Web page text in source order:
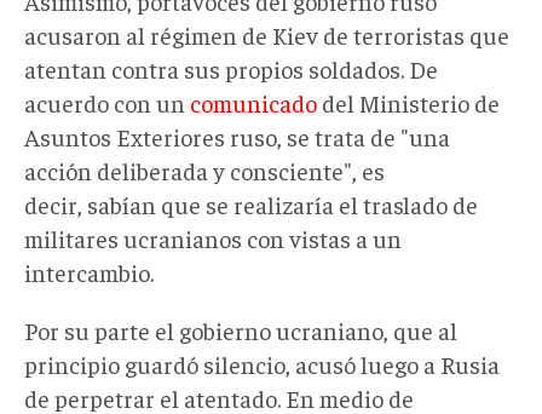
acusaron al régimen de Kiev de terroristas que
atentan contra sus propios soldados. De
acuerdo con un comunicado del Ministerio de
Asuntos Exteriores ruso, se trata de "una
acción deliberada y consciente", es
decir, sabían que se realizaría el traslado de
militares ucranianos con vistas a un
intercambio.
Por su parte el gobierno ucraniano, que al
principio guardó silencio, acusó luego a Rusia
de perpetrar el atentado. En medio de